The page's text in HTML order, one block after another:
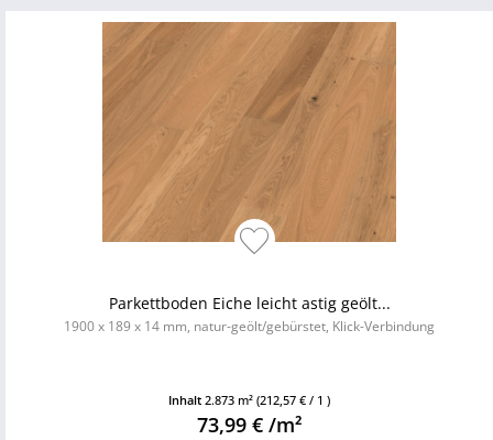
Parkettboden Eiche leicht astig geölt...
1900 x 189 x 14 mm, natur-geölt/gebürstet, Klick-Verbindung
Inhalt 2.873 m² (212,57 € / 1 )
73,99 € /m²